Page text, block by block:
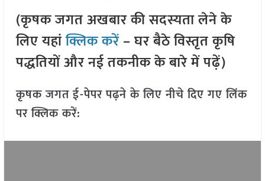
(कृषक जगत अखबार की सदस्यता लेने के
लिए यहांक्लिक करें– घर बैठे विस्तृत कृषि
पद्धतियों और नई तकनीक के बारे में पढ़ें)
कृषक जगत ई-पेपर पढ़ने के लिए नीचे दिए गए लिंक
पर क्लिक करें: